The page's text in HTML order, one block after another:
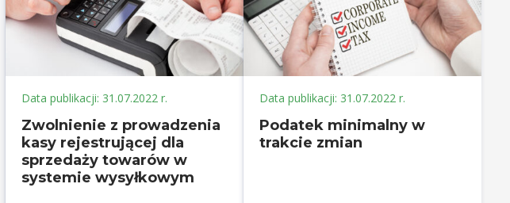
Data publikacji: 31.07.2022 r.
Zwolnienie z prowadzenia
kasy rejestrującej dla
sprzedaży towarów w
systemie wysyłkowym
Data publikacji: 31.07.2022 r.
Podatek minimalny w
trakcie zmian